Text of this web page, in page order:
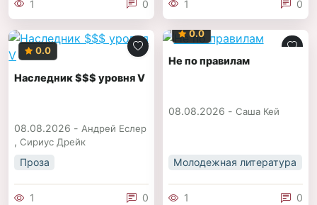
1 0 1 0
0.0
Наследник $$$ уровня V
08.08.2026 - Андрей Еслер
, Сириус Дрейк
Проза
1 0
0.0
Не по правилам
08.08.2026 - Саша Кей
Молодежная литература
1 0